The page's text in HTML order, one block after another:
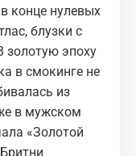
конце нулевых
блузки с
золотую эпоху
в смокинге не
из
в мужском
«Золотой